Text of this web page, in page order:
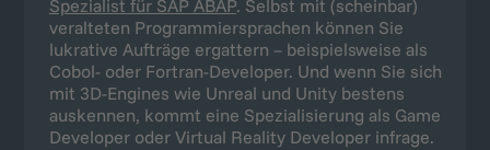
Spezialist für SAP ABAP. Selbst mit (scheinbar)
veralteten Programmiersprachen können Sie
lukrative Aufträge ergattern – beispielsweise als
Cobol- oder Fortran-Developer. Und wenn Sie sich
mit 3D-Engines wie Unreal und Unity bestens
auskennen, kommt eine Spezialisierung als Game
Developer oder Virtual Reality Developer infrage.